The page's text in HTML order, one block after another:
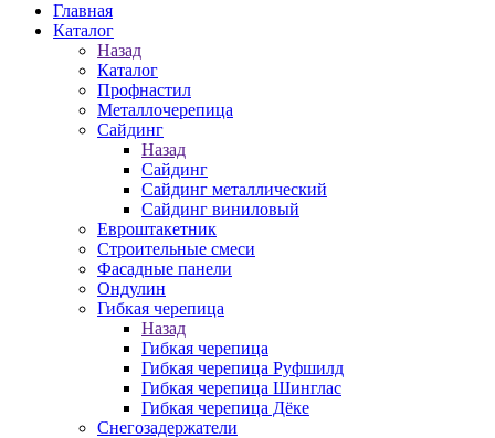
Главная
Каталог
Назад
Каталог
Профнастил
Металлочерепица
Сайдинг
Назад
Сайдинг
Сайдинг металлический
Сайдинг виниловый
Евроштакетник
Строительные смеси
Фасадные панели
Ондулин
Гибкая черепица
Назад
Гибкая черепица
Гибкая черепица Руфшилд
Гибкая черепица Шинглас
Гибкая черепица Дёке
Снегозадержатели